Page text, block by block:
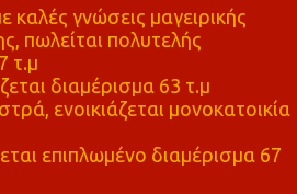
καλές γνώσεις μαγειρικής
πωλείται πολυτελής
τ.μ
διαμέρισμα 63 τ.μ
ενοικιάζεται μονοκατοικία
επιπλωμένο διαμέρισμα 67